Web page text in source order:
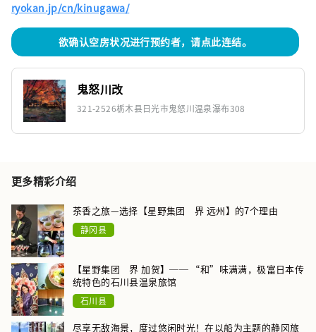
ryokan.jp/cn/kinugawa/
欲确认空房状况进行预约者，请点此连结。
鬼怒川改
321-2526栃木县日光市鬼怒川温泉瀑布308
更多精彩介绍
茶香之旅—选择【星野集团 界 远州】的7个理由
静冈县
【星野集团 界 加贺】── “和”味满满，极富日本传
统特色的石川县温泉旅馆
石川县
尽享无敌海景，度过悠闲时光！在以船为主题的静冈旅